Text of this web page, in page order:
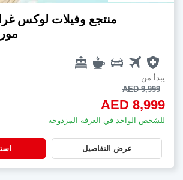
منتجع وفيلات لوكس
يبدأ من
AED 9,999
AED 8,999
للشخص الواحد في الغرفة المزدوجة
عرض التفاصيل